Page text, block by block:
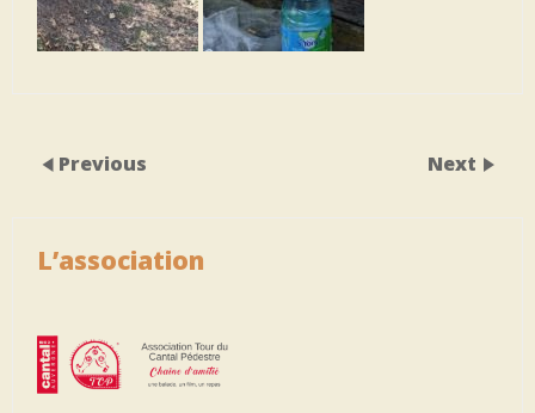
Previous Next
L’association